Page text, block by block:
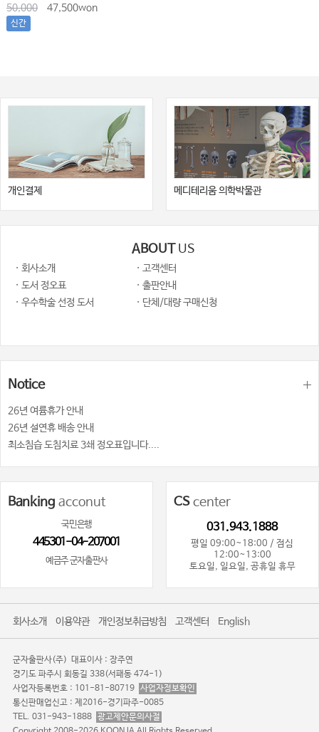
50,000
47,500won
신간
개인결제 메디테리움 의학박물관
ABOUT US
· 회사소개
· 고객센터
· 도서 정오표
· 출판안내
· 우수학술 선정 도서
· 단체/대량 구매신청
Notice
26년 여륨휴가 안내
26년 설연휴 배송 안내
최소침습 도침치료 3쇄 정오표입니다....
Banking acconut
국민은행
445301-04-207001
예금주 군자출판사
CScenter
031.943.1888
평일 09:00~18:00 / 점심
12:00~13:00
토요일, 일요일, 공휴일 휴무
회사소개 이용약관 개인정보취급방침 고객센터 English
군자출판사(주) 대표이사 : 장주연
경기도 파주시 회동길 338(서패동 474-1)
사업자등록번호 : 101-81-80719 사업자정보확인
통신판매업신고 : 제2016-경기파주-0085
TEL. 031-943-1888 광고제안문의사절